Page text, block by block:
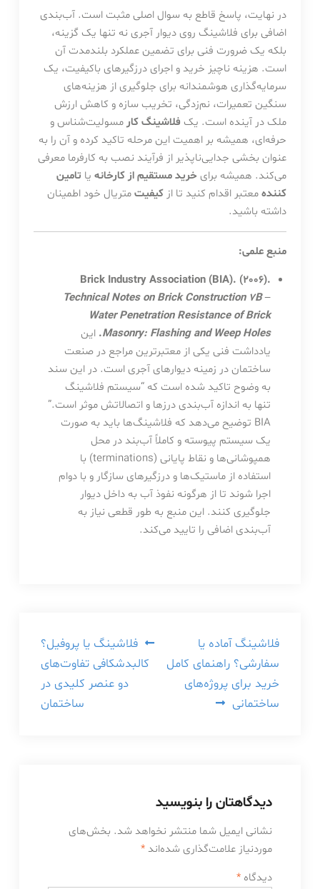
در نهایت، پاسخ قاطع به سوال اصلی مثبت است. آب‌بندی
اضافی برای فلاشینگ روی دیوار آجری نه تنها یک گزینه،
بلکه یک ضرورت فنی برای تضمین عملکرد بلندمدت آن
است. هزینه ناچیز خرید و اجرای درزگیرهای باکیفیت، یک
سرمایه‌گذاری هوشمندانه برای جلوگیری از هزینه‌های
سنگین تعمیرات، نم‌زدگی، تخریب سازه و کاهش ارزش
ملک در آینده است. یک فلاشینگ کارمسولیت‌شناس و
حرفه‌ای، همیشه بر اهمیت این مرحله تاکید کرده و آن را به
عنوان بخشی جدایی‌ناپذیر از فرآیند نصب به کارفرما معرفی
می‌کند. همیشه برای خرید مستقیم از کارخانهیا تامین
کنندهمعتبر اقدام کنید تا از کیفیتمتریال خود اطمینان
داشته باشید.
منبع علمی:
Brick Industry Association (BIA). (2006).
Technical Notes on Brick Construction 7B –
Water Penetration Resistance of Brick
Masonry: Flashing and Weep Holes
. این
یادداشت فنی یکی از معتبرترین مراجع در صنعت
ساختمان در زمینه دیوارهای آجری است. در این سند
به وضوح تاکید شده است که “سیستم فلاشینگ
تنها به اندازه آب‌بندی درزها و اتصالاتش موثر است.”
BIA توضیح می‌دهد که فلاشینگ‌ها باید به صورت
یک سیستم پیوسته و کاملاً آب‌بند در محل
همپوشانی‌ها و نقاط پایانی (terminations) با
استفاده از ماستیک‌ها و درزگیرهای سازگار و با دوام
اجرا شوند تا از هرگونه نفوذ آب به داخل دیوار
جلوگیری کنند. این منبع به طور قطعی نیاز به
آب‌بندی اضافی را تایید می‌کند.
راهبری
نوشته
فلاشینگ یا پروفیل؟
کالبدشکافی تفاوت‌های
دو عنصر کلیدی در
ساختمان
فلاشینگ آماده یا
سفارشی؟ راهنمای کامل
خرید برای پروژه‌های
ساختمانی
دیدگاهتان را بنویسید
نشانی ایمیل شما منتشر نخواهد شد. بخش‌های
موردنیاز علامت‌گذاری شده‌اند *
دیدگاه *